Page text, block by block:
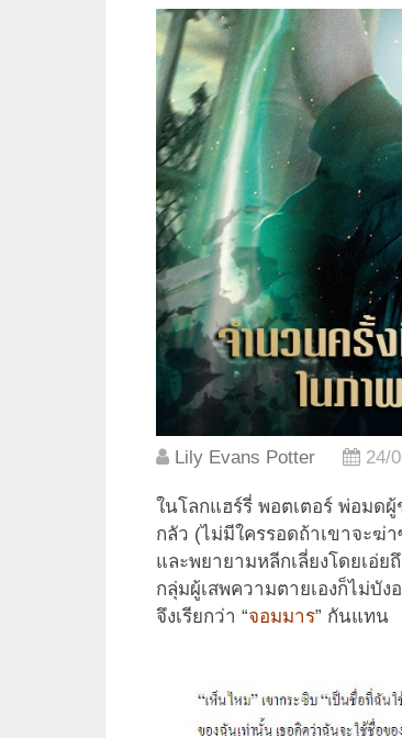
Lily Evans Potter 24/
ในโลกแฮร์รี่ พอตเตอร์ พ่อมดผู้
กลัว (ไม่มีใครรอดถ้าเขาจะฆ่
และพยายามหลีกเลี่ยงโดยเอ่ยถึ
กลุ่มผู้เสพความตายเองก็ไม่บัง
จึงเรียกว่า “จอมมาร” กันแทน